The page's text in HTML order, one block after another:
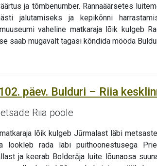
ja tõmbenumber. Rannaäärsetes
jalutamiseks ja kepikõnni
vaheline matkaraja lõik kulgeb
saab mugavalt tagasi kõndida mööda
102. päev. Bulduri – Riia
Riia poole
matkaraja lõik kulgeb Jūrmalast läbi
lookleb rada läbi puithoonestusega
ja keerab Bolderāja luite lõunaosa